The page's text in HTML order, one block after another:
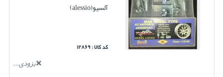
آلسیو(alessio)
کد کالا : ۱۲۸۶۹
بزودی...